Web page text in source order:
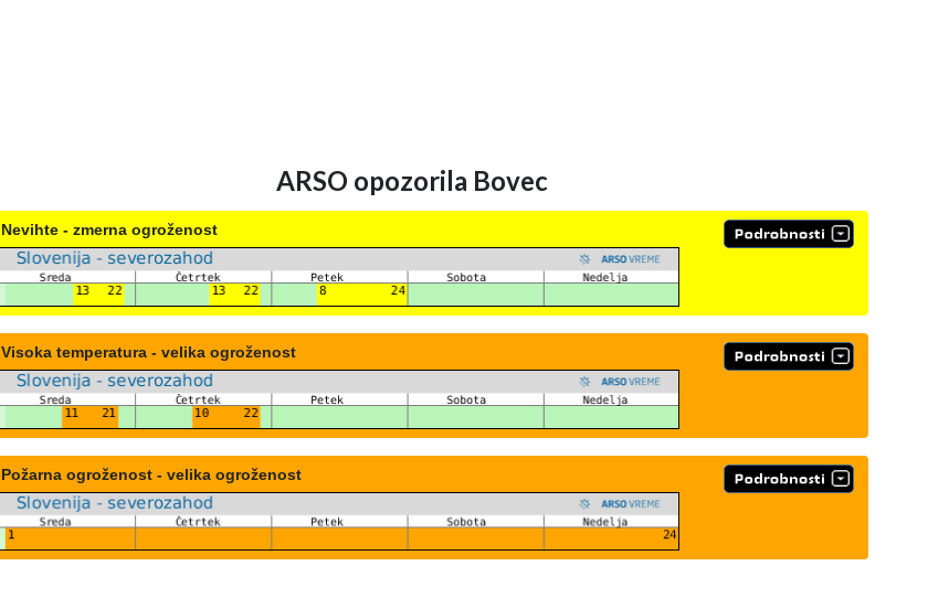
ARSO opozorila Bovec
Nevihte - zmerna ogroženost
Visoka temperatura - velika ogroženost
Požarna ogroženost - velika ogroženost